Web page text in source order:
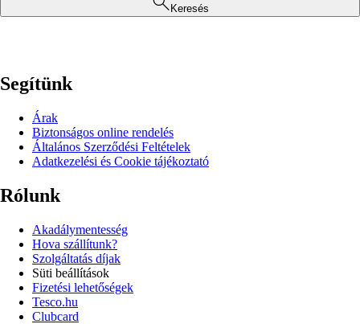
Keresés
Segítünk
Árak
Biztonságos online rendelés
Általános Szerződési Feltételek
Adatkezelési és Cookie tájékoztató
Rólunk
Akadálymentesség
Hova szállítunk?
Szolgáltatás díjak
Süti beállítások
Fizetési lehetőségek
Tesco.hu
Clubcard